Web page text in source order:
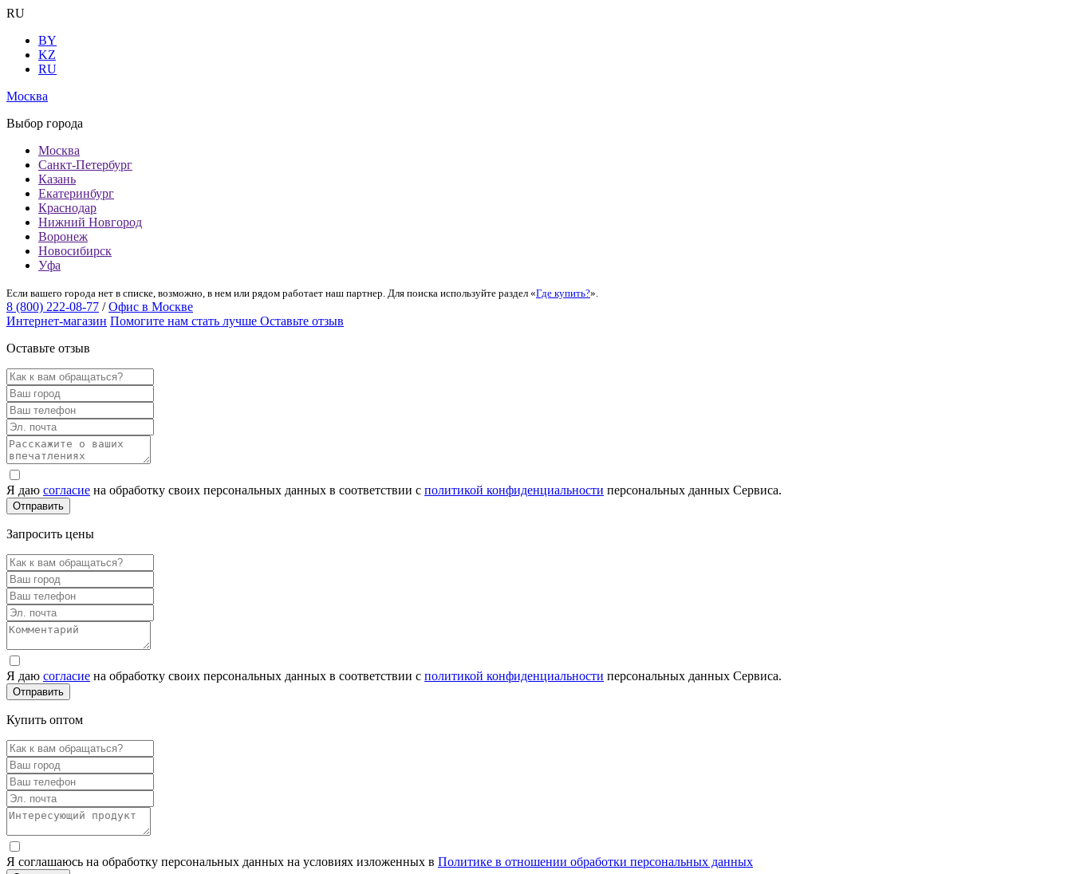
RU
BY
KZ
RU
Москва
Выбор города
Москва
Санкт-Петербург
Казань
Екатеринбург
Краснодар
Нижний Новгород
Воронеж
Новосибирск
Уфа
Если вашего города нет в списке, возможно, в нем или рядом работает наш партнер. Для поиска используйте раздел «Где купить?».
8 (800) 222-08-77 / Офис в Москве
Интернет-магазин Помогите нам стать лучше Оставьте отзыв
Оставьте отзыв
Я даю согласие на обработку своих персональных данных в соответствии с политикой конфиденциальности персональных данных Сервиса.
Запросить цены
Я даю согласие на обработку своих персональных данных в соответствии с политикой конфиденциальности персональных данных Сервиса.
Купить оптом
Я соглашаюсь на обработку персональных данных на условиях изложенных в Политике в отношении обработки персональных данных